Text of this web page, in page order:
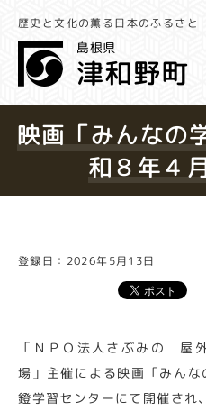
歴史と文化の薫る日本のふるさと
映画「みんなの
和８年４
登録日：2026年5月13日
「ＮＰＯ法人さぶみの 屋
場」主催による映画「みん
鐙学習センターにて開催され